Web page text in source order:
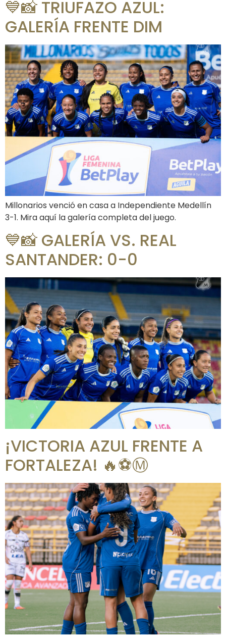
💙📸 TRIUFAZO AZUL:
GALERÍA FRENTE DIM
Millonarios venció en casa a Independiente Medellín
3-1. Mira aquí la galería completa del juego.
💙📸 GALERÍA VS. REAL
SANTANDER: 0-0
¡VICTORIA AZUL FRENTE A
FORTALEZA! 🔥⚽Ⓜ️